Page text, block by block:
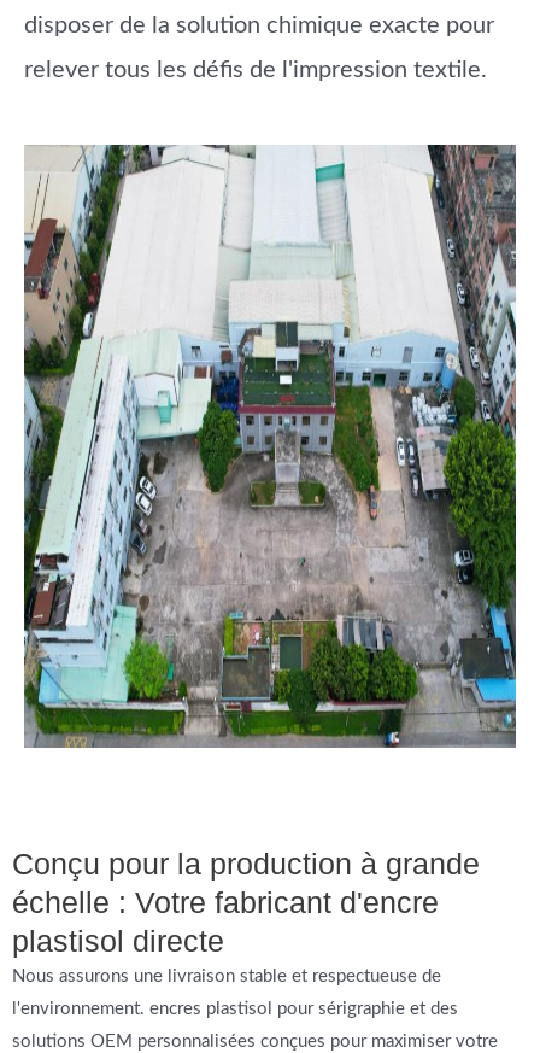
disposer de la solution chimique exacte pour
relever tous les défis de l'impression textile.
Conçu pour la production à grande
échelle : Votre fabricant d'encre
plastisol directe
Nous assurons une livraison stable et respectueuse de
l'environnement. encres plastisol pour sérigraphie et des
solutions OEM personnalisées conçues pour maximiser votre